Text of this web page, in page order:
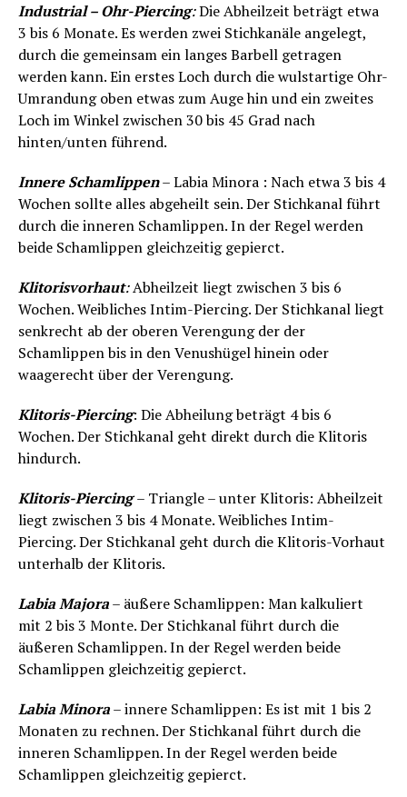
Industrial – Ohr-Piercing:Die Abheilzeit beträgt etwa
3 bis 6 Monate. Es werden zwei Stichkanäle angelegt,
durch die gemeinsam ein langes Barbell getragen
werden kann. Ein erstes Loch durch die wulstartige Ohr-
Umrandung oben etwas zum Auge hin und ein zweites
Loch im Winkel zwischen 30 bis 45 Grad nach
hinten/unten führend.
Innere Schamlippen– Labia Minora : Nach etwa 3 bis 4
Wochen sollte alles abgeheilt sein. Der Stichkanal führt
durch die inneren Schamlippen. In der Regel werden
beide Schamlippen gleichzeitig gepierct.
Klitorisvorhaut:Abheilzeit liegt zwischen 3 bis 6
Wochen. Weibliches Intim-Piercing. Der Stichkanal liegt
senkrecht ab der oberen Verengung der der
Schamlippen bis in den Venushügel hinein oder
waagerecht über der Verengung.
Klitoris-Piercing: Die Abheilung beträgt 4 bis 6
Wochen. Der Stichkanal geht direkt durch die Klitoris
hindurch.
Klitoris-Piercing – Triangle – unter Klitoris: Abheilzeit
liegt zwischen 3 bis 4 Monate. Weibliches Intim-
Piercing. Der Stichkanal geht durch die Klitoris-Vorhaut
unterhalb der Klitoris.
Labia Majora– äußere Schamlippen: Man kalkuliert
mit 2 bis 3 Monte. Der Stichkanal führt durch die
äußeren Schamlippen. In der Regel werden beide
Schamlippen gleichzeitig gepierct.
Labia Minora– innere Schamlippen: Es ist mit 1 bis 2
Monaten zu rechnen. Der Stichkanal führt durch die
inneren Schamlippen. In der Regel werden beide
Schamlippen gleichzeitig gepierct.